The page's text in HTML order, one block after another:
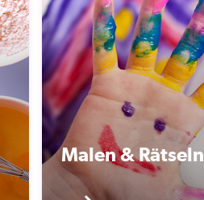
Malen & Rätseln